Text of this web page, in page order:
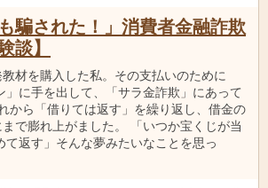
騙された！」消費者金融詐欺
談】
材を購入した私。その支払いのために
」に手を出して、「サラ金詐欺」にあって
から「借りては返す」を繰り返し、借金の
で膨れ上がました。 「いつか宝くじが当
て返す」そんな夢みたいなことを思っ